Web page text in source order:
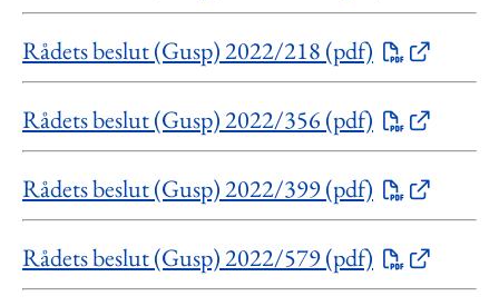
Rådets beslut (Gusp) 2022/218 (pdf)
Rådets beslut (Gusp) 2022/356 (pdf)
Rådets beslut (Gusp) 2022/399 (pdf)
Rådets beslut (Gusp) 2022/579 (pdf)